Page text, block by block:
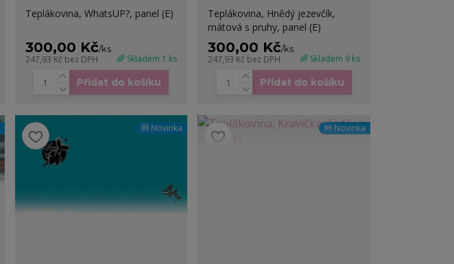
Teplákovina, WhatsUP?, panel (E)
300,00 Kč/ks
247,93 Kč bez DPH 🌈 Skladem 1 ks
Přidat do košíku
Teplákovina, Hnědý jezevčík,
mátová s pruhy, panel (E)
300,00 Kč/ks
247,93 Kč bez DPH 🌈 Skladem 9 ks
Přidat do košíku
🆕 Novinka 🆕 Novinka